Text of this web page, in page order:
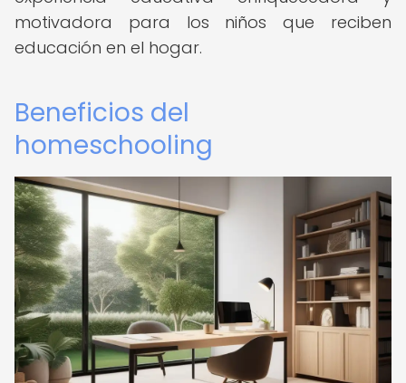
motivadora para los niños que reciben
educación en el hogar.
Beneficios del
homeschooling